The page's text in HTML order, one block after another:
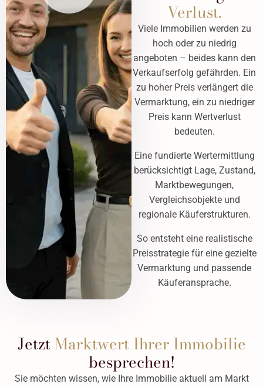
Verlust.
Viele Immobilien werden zu
hoch oder zu niedrig
angeboten – beides kann den
Verkaufserfolg gefährden. Ein
zu hoher Preis verlängert die
Vermarktung, ein zu niedriger
Preis kann Wertverlust
bedeuten.
Eine fundierte Wertermittlung
berücksichtigt Lage, Zustand,
Marktbewegungen,
Vergleichsobjekte und
regionale Käuferstrukturen.
So entsteht eine realistische
Preisstrategie für eine gezielte
Vermarktung und passende
Käuferansprache.
Jetzt Marktwert Ihrer Immobilie
besprechen!
Sie möchten wissen, wie Ihre Immobilie aktuell am Markt